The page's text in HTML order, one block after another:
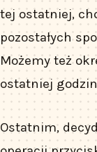
tej ostatniej,
pozostałych
Możemy też
ostatniej
Ostatnim,